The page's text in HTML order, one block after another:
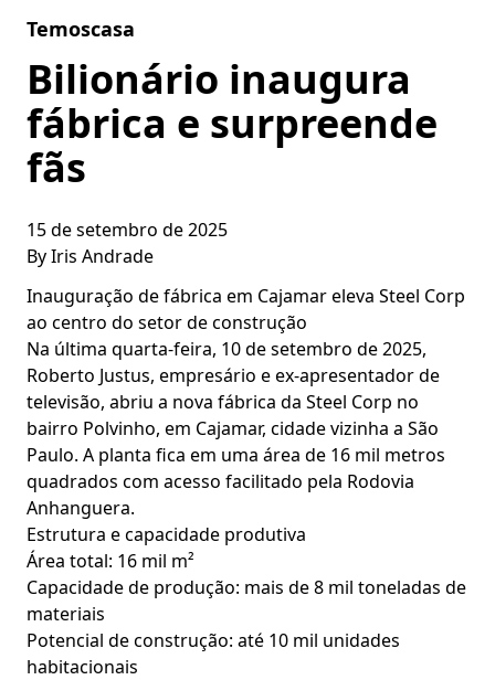
Temoscasa
Bilionário inaugura
fábrica e surpreende
fãs
15 de setembro de 2025
ByIris Andrade
Inauguração de fábrica em Cajamar eleva Steel Corp
ao centro do setor de construção
Na última quarta-feira, 10 de setembro de 2025,
Roberto Justus, empresário e ex-apresentador de
televisão, abriu a nova fábrica da Steel Corp no
bairro Polvinho, em Cajamar, cidade vizinha a São
Paulo. A planta fica em uma área de 16 mil metros
quadrados com acesso facilitado pela Rodovia
Anhanguera.
Estrutura e capacidade produtiva
Área total: 16 mil m²
Capacidade de produção: mais de 8 mil toneladas de
materiais
Potencial de construção: até 10 mil unidades
habitacionais